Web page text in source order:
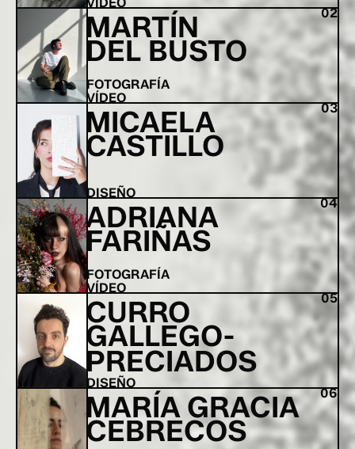
VÍDEO
02
MARTÍN
DEL BUSTO
FOTOGRAFÍA
VÍDEO
03
MICAELA
CASTILLO
DISEÑO
04
ADRIANA
FARIÑAS
FOTOGRAFÍA
VÍDEO
05
CURRO
GALLEGO-
PRECIADOS
DISEÑO
06
MARÍA GRACIA
CEBRECOS